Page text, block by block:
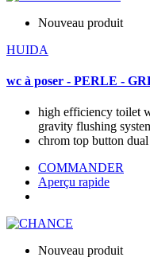
Nouveau produit
HUIDA
wc à poser - PERLE -
high efficiency toilet
gravity flushing
chrom top button
COMMANDER
Aperçu rapide
Nouveau produit